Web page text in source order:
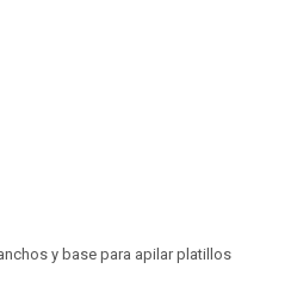
y base para apilar platillos